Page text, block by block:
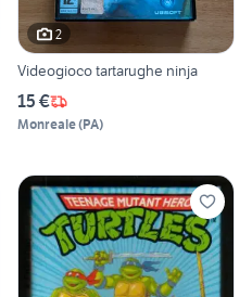
2
Videogioco tartarughe ninja
15 €
Monreale(PA)